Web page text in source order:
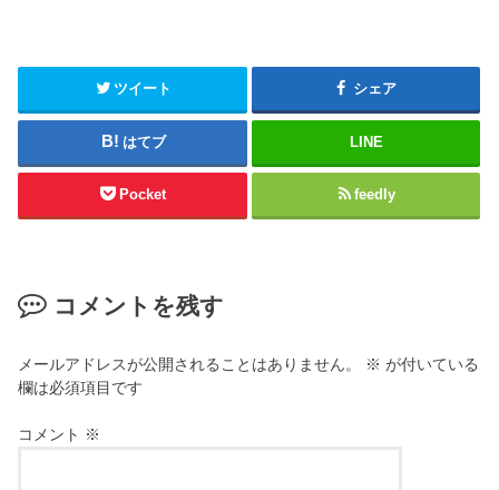
ツイート シェア
はてブ LINE
Pocket feedly
コメントを残す
メールアドレスが公開されることはありません。 ※ が付いている
欄は必須項目です
コメント ※